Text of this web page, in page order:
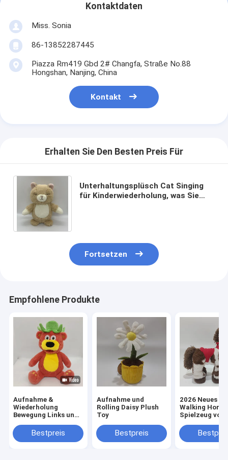
Kontaktdaten
Miss. Sonia
86-13852287445
Piazza Rm419 Gbd 2# Changfa, Straße No.88
Hongshan, Nanjing, China
Kontakt
Erhalten Sie Den Besten Preis Für
Unterhaltungsplüsch Cat Singing
für Kinderwiederholung, was Sie
Fortsetzen
Empfohlene Produkte
Aufnahme &
Wiederholung
Bewegung Links und
Bestpreis
Aufnahme und
Rolling Daisy Plush
Toy
Bestpreis
2026 Neues
Walking Horse
Spielzeug von
Fabrik